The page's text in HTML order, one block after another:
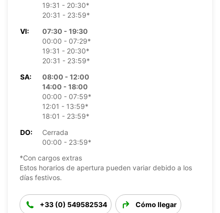
19:31 - 20:30*
20:31 - 23:59*
VI:
07:30 - 19:30
00:00 - 07:29*
19:31 - 20:30*
20:31 - 23:59*
SA:
08:00 - 12:00
14:00 - 18:00
00:00 - 07:59*
12:01 - 13:59*
18:01 - 23:59*
DO:
Cerrada
00:00 - 23:59*
*Con cargos extras
Estos horarios de apertura pueden variar debido a los
días festivos.
+33 (0) 549582534 Cómo llegar